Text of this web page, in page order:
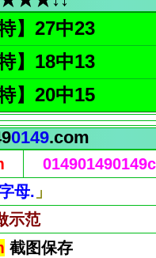
】27中23
】18中13
】20中15
0149.com
母. 」
示范
截图保存